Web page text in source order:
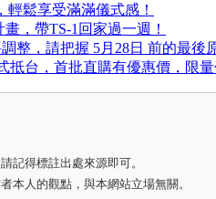
鬆享受滿滿儀式感！
，帶TS-1回家過一週！
整，請把握 5月28日 前的最後
抵台，首批直購有優惠價，限量
記得標註出處來源即可。
本人的觀點，與本網站立場無關。